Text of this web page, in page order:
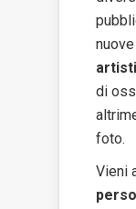
di
foto.
Vieni